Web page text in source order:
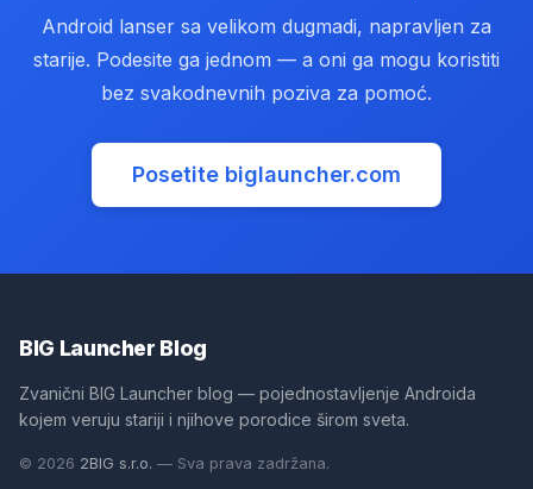
Android lanser sa velikom dugmadi, napravljen za
starije. Podesite ga jednom — a oni ga mogu koristiti
bez svakodnevnih poziva za pomoć.
Posetite biglauncher.com
(opens in new tab)
BIG Launcher Blog
Zvanični BIG Launcher blog — pojednostavljenje Androida
kojem veruju stariji i njihove porodice širom sveta.
© 2026 2BIG s.r.o. (opens in new tab)
— Sva prava zadržana.